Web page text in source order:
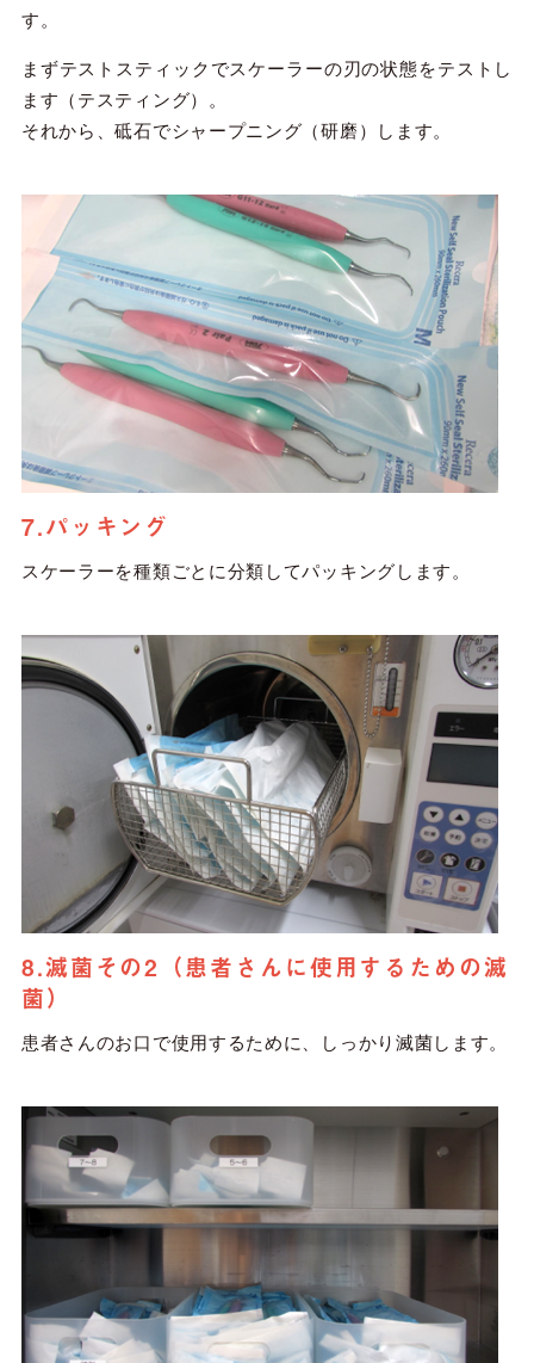
す。
まずテストスティックでスケーラーの刃の状態をテストし
ます（テスティング）。
それから、砥石でシャープニング（研磨）します。
7.パッキング
スケーラーを種類ごとに分類してパッキングします。
8.滅菌その2（患者さんに使用するための滅
菌）
患者さんのお口で使用するために、しっかり滅菌します。